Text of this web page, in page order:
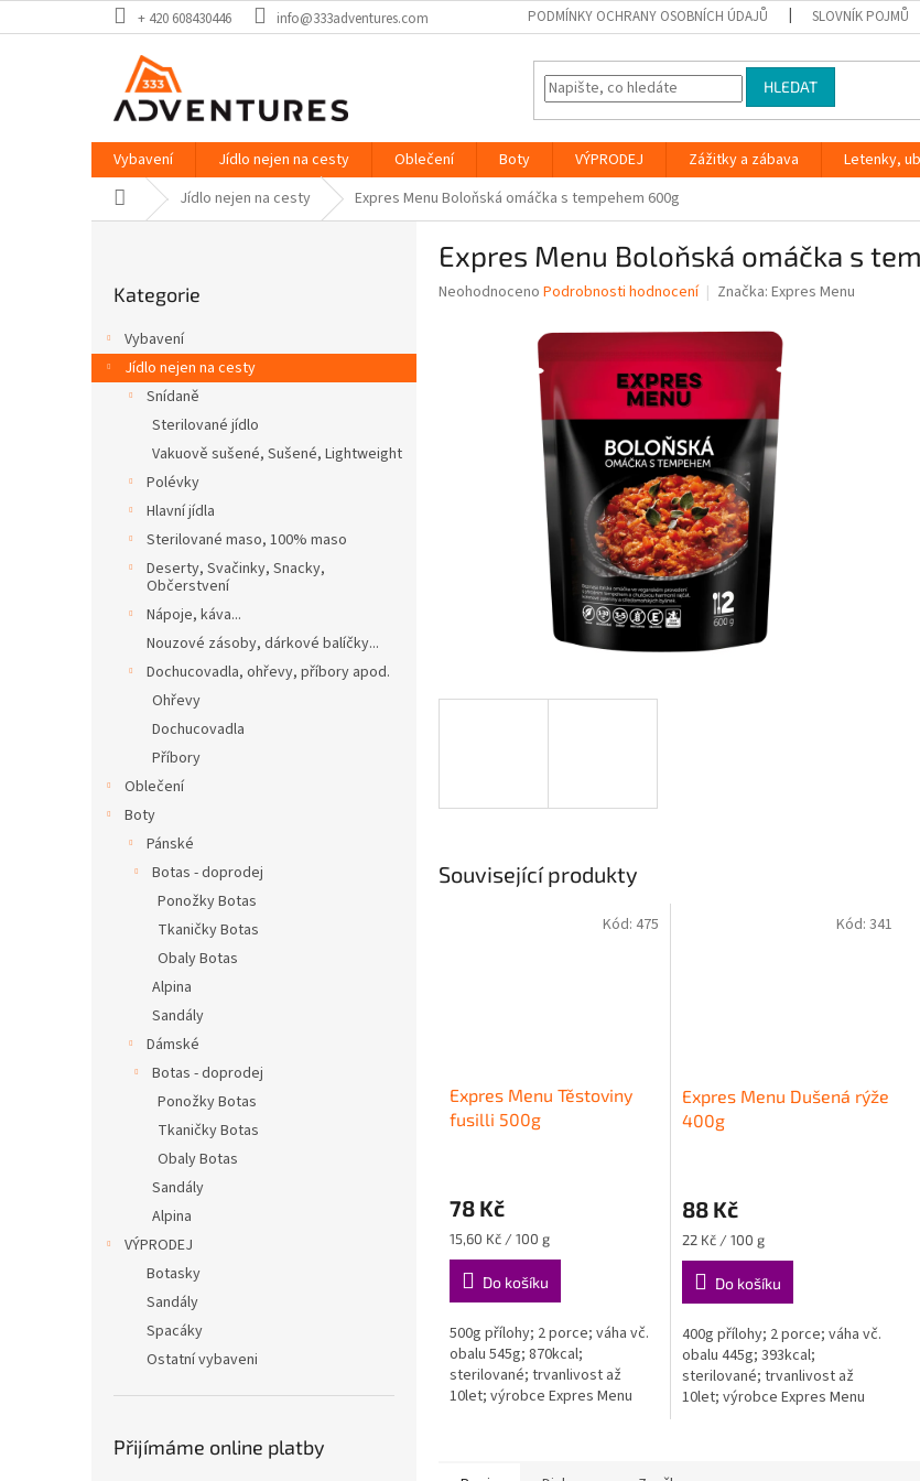
na
+ 420 608430446 info@333adventures.com PODMÍNKY OCHRANY OSOBNÍCH ÚDAJŮ SLOVNÍK POJMŮ
HLEDAT
Vybavení Jídlo nejen na cesty Oblečení Boty VÝPRODEJ Zážitky a zábava Letenky,
Domů Jídlo nejen na cesty Expres Menu Boloňská omáčka s tempehem 600g
a
n
kategorie
Kategorie
Vybavení
Jídlo nejen na cesty
Snídaně
Sterilované jídlo
Vakuově sušené, Sušené, Lightweight
Polévky
Hlavní jídla
Sterilované maso, 100% maso
Deserty, Svačinky, Snacky,
Občerstvení
Nápoje, káva...
Nouzové zásoby, dárkové balíčky...
Dochucovadla, ohřevy, příbory apod.
Ohřevy
Dochucovadla
Příbory
Oblečení
Boty
Pánské
Botas - doprodej
Ponožky Botas
Tkaničky Botas
Obaly Botas
Alpina
Sandály
Dámské
Botas - doprodej
Ponožky Botas
Tkaničky Botas
Obaly Botas
Sandály
Alpina
VÝPRODEJ
Botasky
Sandály
Spacáky
Ostatní vybaveni
Přijímáme online platby
Expres Menu Boloňská omáčka s
Průměrné
Neohodnoceno Podrobnosti hodnocení Značka: Expres Menu
Související produkty
Expres Menu Těstoviny
fusilli 500g
78 Kč
Měrná
cena:
15,60 Kč / 100 g
Do košíku
500g přílohy; 2 porce; váha vč.
obalu 545g; 870kcal;
sterilované; trvanlivost až
10let; výrobce Expres Menu
Kód: 475
Expres Menu Dušená rýže
400g
88 Kč
Měrná
cena:
22 Kč / 100 g
Do košíku
400g přílohy; 2 porce; váha vč.
obalu 445g; 393kcal;
sterilované; trvanlivost až
10let; výrobce Expres Menu
Kód: 341